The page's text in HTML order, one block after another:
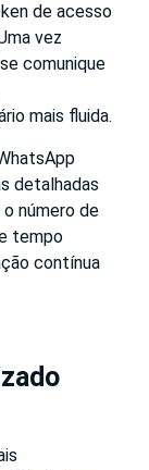
de acesso
vez
comunique
mais fluida.
detalhadas
número de
tempo
contínua